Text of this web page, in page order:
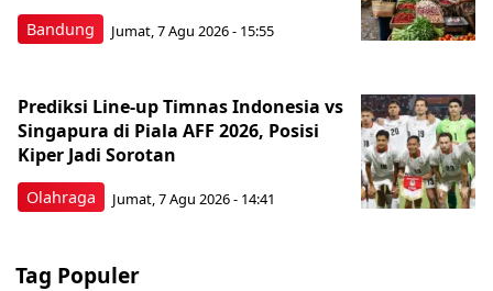
Bandung Jumat, 7 Agu 2026 - 15:55
Olahraga
Prediksi Line-up Timnas Indonesia vs
Singapura di Piala AFF 2026, Posisi
Kiper Jadi Sorotan
Jumat, 7 Agu 2026 - 14:41
Tag Populer